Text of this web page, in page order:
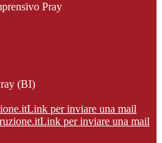
Pray
(BI)
Link per inviare una mail
Link per inviare una mail